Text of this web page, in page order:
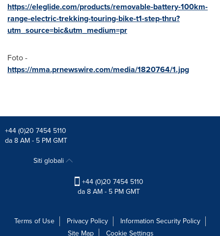
https://eleglide.com/products/removable-battery-100km-
range-electric-trekking-touring-bike-t1-step-thru?
utm_source=bic&utm_medium=pr
Foto -
https://mma.prnewswire.com/media/1820764/1.jpg
+44 (0)20 7454 5110
da 8 AM - 5 PM GMT
Siti globali
+44 (0)20 7454 5110
da 8 AM - 5 PM GMT
Terms of Use Privacy Policy
Information Security Policy
Site Map
Cookie Settings